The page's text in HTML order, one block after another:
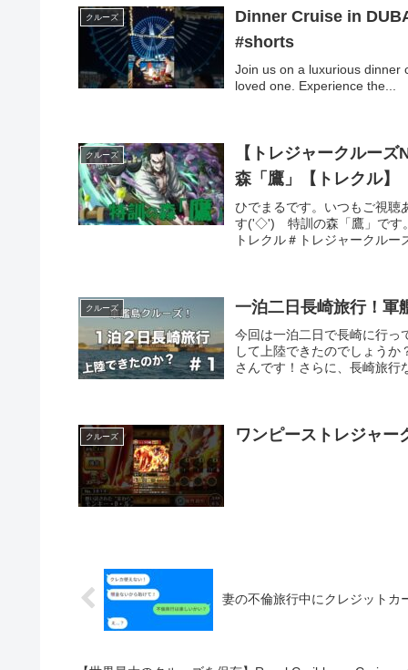
クルーズ
Dinner Cruise in
#shorts
Join us on a luxurious dinner
loved one. Experience the...
クルーズ
【トレジャークルー
森「鷹」【トレクル】
ひでまるです。いつもご視聴
す('◇')ゞ特訓の森「鷹」です
トレクル＃トレジャークルー
クルーズ 一泊二日長崎旅行！軍
今回は一泊二日で長崎に行っ
して上陸できたのでしょう
さんです！さらに、長崎旅行
クルーズ ワンピーストレジャー
妻の不倫旅行中にクレジットカ